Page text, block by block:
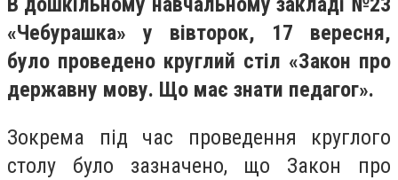
«Чебурашка» у вівторок, 17 вересня,
було проведено круглий стіл «Закон про
державну мову. Що має знати педагог».
Зокрема під час проведення круглого
столу було зазначено, що Закон про